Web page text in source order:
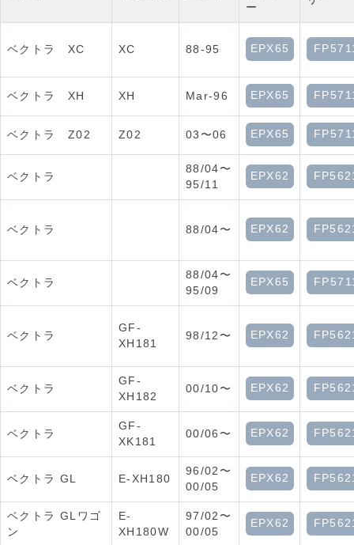
ー
ベクトラ XC XC 88-95 EPX65
ベクトラ XH XH Mar-96 EPX65
ベクトラ Z02 Z02 03〜06 EPX65
ベクトラ
88/04〜
95/11
EPX62
ベクトラ 88/04〜 EPX62
ベクトラ
88/04〜
95/09
EPX65
ベクトラ
GF-
XH181
98/12〜 EPX62
ベクトラ
GF-
XH182
00/10〜 EPX62
ベクトラ
GF-
XK181
00/06〜 EPX62
ベクトラ GL E-XH180
96/02〜
00/05
EPX62
ベクトラ GLワゴ
ン
E-
XH180W
97/02〜
00/05
EPX62